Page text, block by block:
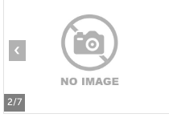
2/7
‹